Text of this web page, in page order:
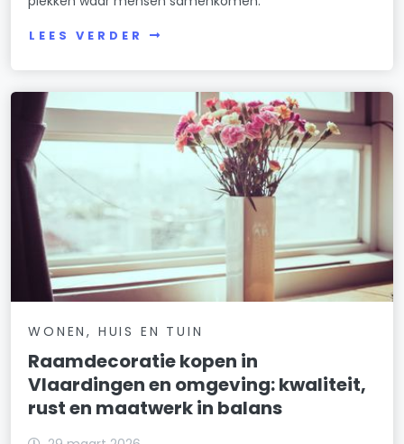
LEES VERDER
WONEN, HUIS EN TUIN
Raamdecoratie kopen in
Vlaardingen en omgeving: kwaliteit,
rust en maatwerk in balans